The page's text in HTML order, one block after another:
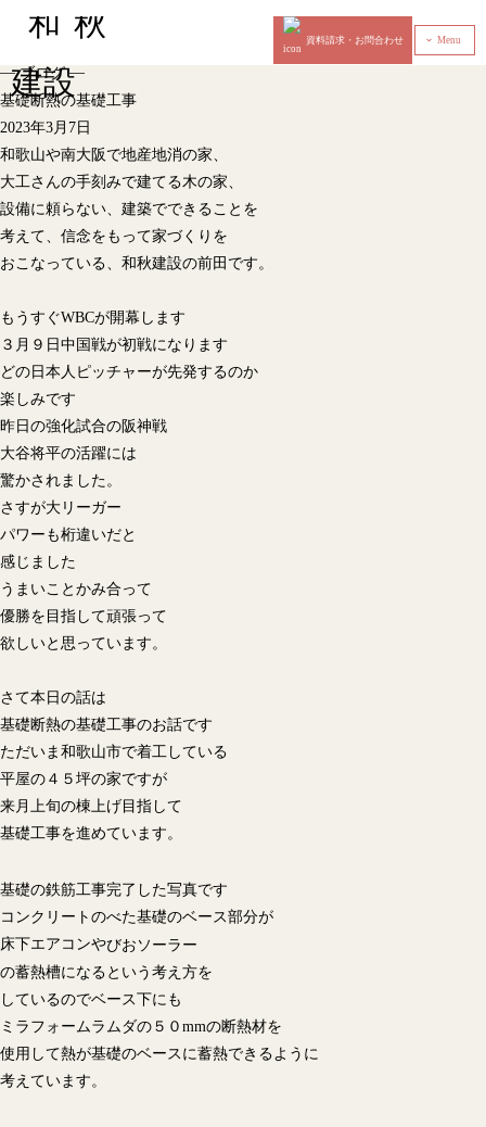
資料請求・お問合わせ ‹ Menu
—ブログ—
基礎断熱の基礎工事
2023年3月7日
和歌山や南大阪で地産地消の家、
大工さんの手刻みで建てる木の家、
設備に頼らない、建築でできることを
考えて、信念をもって家づくりを
おこなっている、和秋建設の前田です。
もうすぐWBCが開幕します
３月９日中国戦が初戦になります
どの日本人ピッチャーが先発するのか
楽しみです
昨日の強化試合の阪神戦
大谷将平の活躍には
驚かされました。
さすが大リーガー
パワーも桁違いだと
感じました
うまいことかみ合って
優勝を目指して頑張って
欲しいと思っています。
さて本日の話は
基礎断熱の基礎工事のお話です
ただいま和歌山市で着工している
平屋の４５坪の家ですが
来月上旬の棟上げ目指して
基礎工事を進めています。
基礎の鉄筋工事完了した写真です
コンクリートのべた基礎のベース部分が
床下エアコンやびおソーラー
の蓄熱槽になるという考え方を
しているのでベース下にも
ミラフォームラムダの５０mmの断熱材を
使用して熱が基礎のベースに蓄熱できるように
考えています。